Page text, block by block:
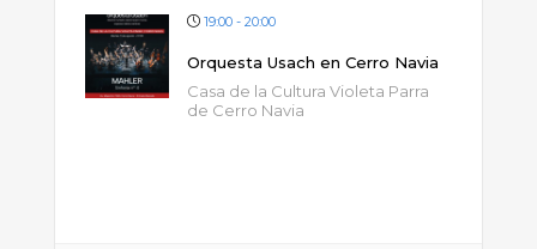
19:00 - 20:00
Orquesta Usach en Cerro Navia
Casa de la Cultura Violeta Parra
de Cerro Navia